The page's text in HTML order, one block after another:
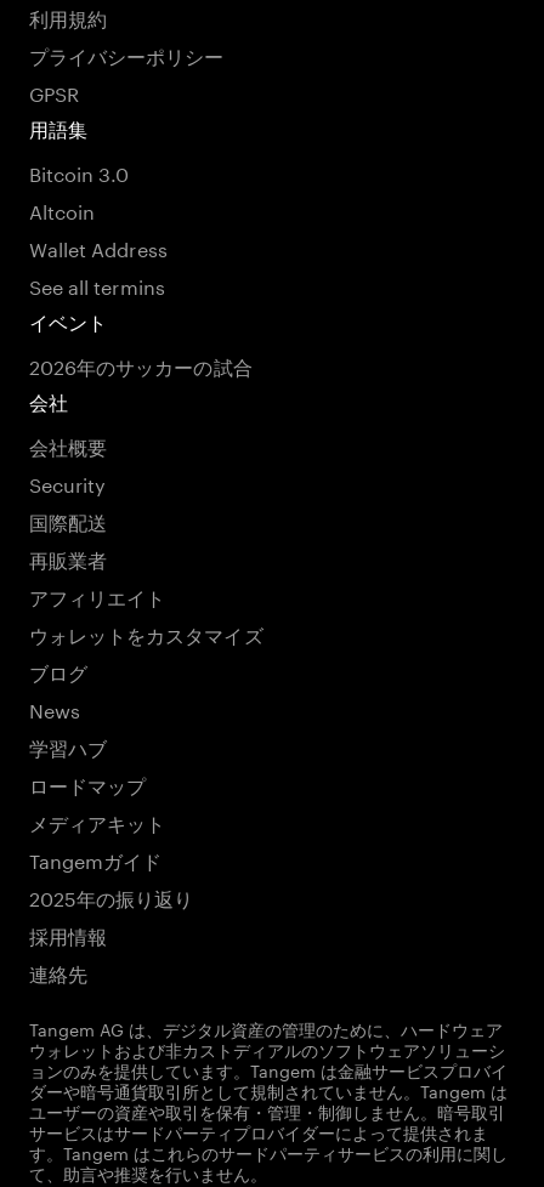
利用規約
プライバシーポリシー
GPSR
用語集
Bitcoin 3.0
Altcoin
Wallet Address
See all termins
イベント
2026年のサッカーの試合
会社
会社概要
Security
国際配送
再販業者
アフィリエイト
ウォレットをカスタマイズ
ブログ
News
学習ハブ
ロードマップ
メディアキット
Tangemガイド
2025年の振り返り
採用情報
連絡先
Tangem AG は、デジタル資産の管理のために、ハードウェア
ウォレットおよび非カストディアルのソフトウェアソリューシ
ョンのみを提供しています。Tangem は金融サービスプロバイ
ダーや暗号通貨取引所として規制されていません。Tangem は
ユーザーの資産や取引を保有・管理・制御しません。暗号取引
サービスはサードパーティプロバイダーによって提供されま
す。Tangem はこれらのサードパーティサービスの利用に関し
て、助言や推奨を行いません。